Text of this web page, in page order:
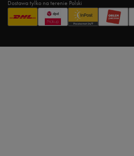
Dostawa tylko na terenie Polski